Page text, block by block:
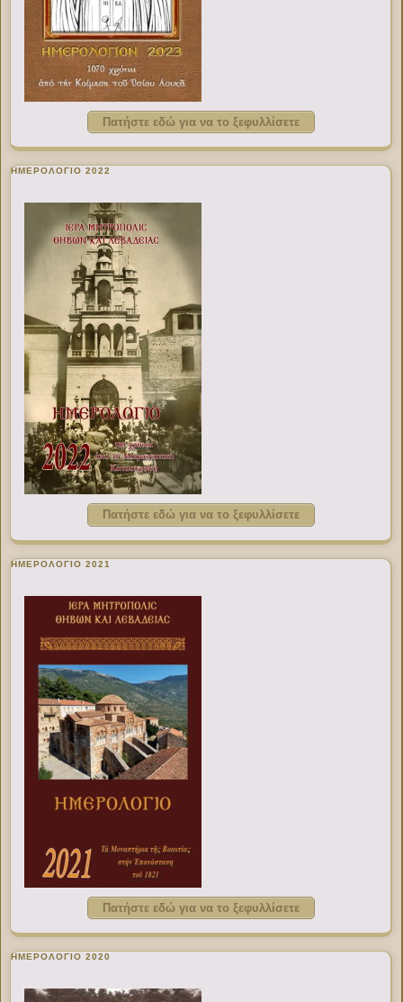
Πατήστε εδώ για να το ξεφυλλίσετε
ΗΜΕΡΟΛΟΓΙΟ 2022
Πατήστε εδώ για να το ξεφυλλίσετε
ΗΜΕΡΟΛΟΓΙΟ 2021
Πατήστε εδώ για να το ξεφυλλίσετε
ΗΜΕΡΟΛΟΓΙΟ 2020